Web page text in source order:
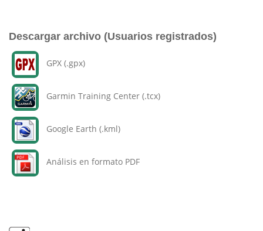
Descargar archivo (Usuarios registrados)
GPX (.gpx)
Garmin Training Center (.tcx)
Google Earth (.kml)
Análisis en formato PDF